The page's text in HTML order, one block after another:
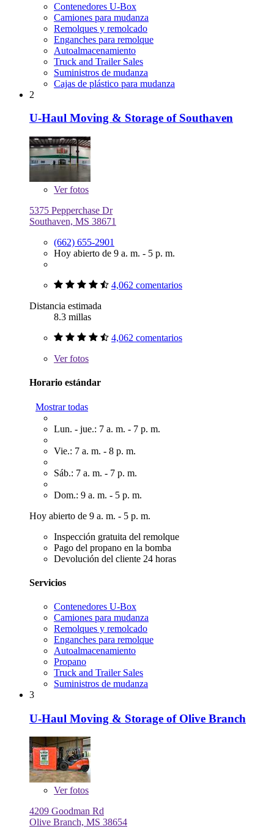
Contenedores U-Box
Camiones para mudanza
Remolques y remolcado
Enganches para remolque
Autoalmacenamiento
Truck and Trailer Sales
Suministros de mudanza
Cajas de plástico para mudanza
2
U-Haul Moving & Storage of Southaven
Verfotos
5375 Pepperchase Dr
Southaven, MS 38671
(662) 655-2901
Hoy abierto de 9 a. m. - 5 p. m.
4,062 comentarios
Distancia estimada
8.3 millas
4,062 comentarios
Verfotos
Horario estándar
Mostrar todas
Lun. - jue.: 7 a. m. - 7 p. m.
Vie.: 7 a. m. - 8 p. m.
Sáb.: 7 a. m. - 7 p. m.
Dom.: 9 a. m. - 5 p. m.
Hoy abierto de 9 a. m. - 5 p. m.
Inspección gratuita del remolque
Pago del propano en la bomba
Devolución del cliente 24 horas
Servicios
Contenedores U-Box
Camiones para mudanza
Remolques y remolcado
Enganches para remolque
Autoalmacenamiento
Propano
Truck and Trailer Sales
Suministros de mudanza
3
U-Haul Moving & Storage of Olive Branch
Verfotos
4209 Goodman Rd
Olive Branch, MS 38654